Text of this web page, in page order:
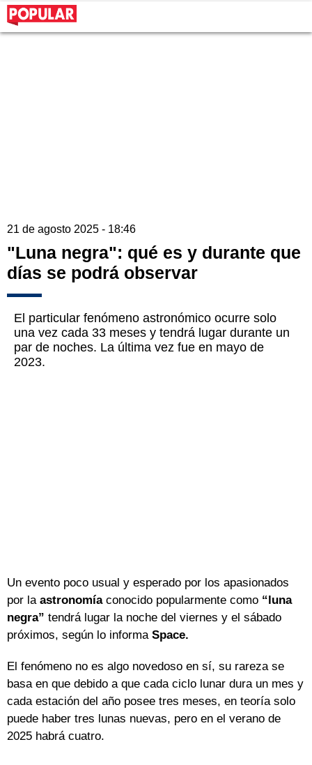
21 de agosto 2025 - 18:46
"Luna negra": qué es y durante que
días se podrá observar
El particular fenómeno astronómico ocurre solo
una vez cada 33 meses y tendrá lugar durante un
par de noches. La última vez fue en mayo de
2023.
Un evento poco usual y esperado por los apasionados
por la astronomía conocido popularmente como “luna
negra” tendrá lugar la noche del viernes y el sábado
próximos, según lo informa Space.
El fenómeno no es algo novedoso en sí, su rareza se
basa en que debido a que cada ciclo lunar dura un mes y
cada estación del año posee tres meses, en teoría solo
puede haber tres lunas nuevas, pero en el verano de
2025 habrá cuatro.